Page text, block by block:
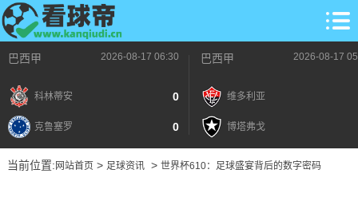
巴西甲 2026-08-17 06:30
科林蒂安 0
克鲁塞罗 0
巴西甲 2026-08-17
维多利亚
博塔弗戈
当前位置: 网站首页> 足球资讯> 世界杯610：足球盛宴背后的数字密码